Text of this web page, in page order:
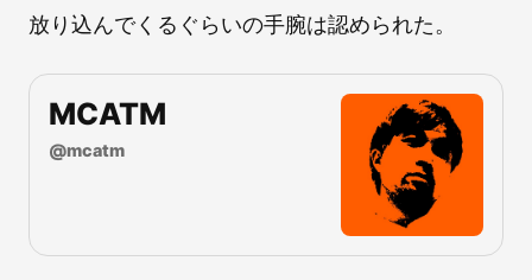
放り込んでくるぐらいの手腕は認められた。
MCATM
@mcatm